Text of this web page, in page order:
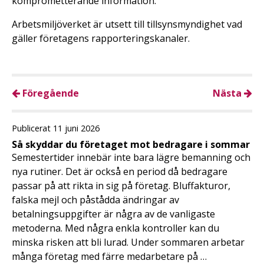
Arbetsmiljöverket är utsett till tillsynsmyndighet vad
gäller företagens rapporteringskanaler.
Föregående Nästa
Publicerat 11 juni 2026
Så skyddar du företaget mot bedragare i sommar
Semestertider innebär inte bara lägre bemanning och
nya rutiner. Det är också en period då bedragare
passar på att rikta in sig på företag. Bluffakturor,
falska mejl och påstådda ändringar av
betalningsuppgifter är några av de vanligaste
metoderna. Med några enkla kontroller kan du
minska risken att bli lurad. Under sommaren arbetar
många företag med färre medarbetare på …